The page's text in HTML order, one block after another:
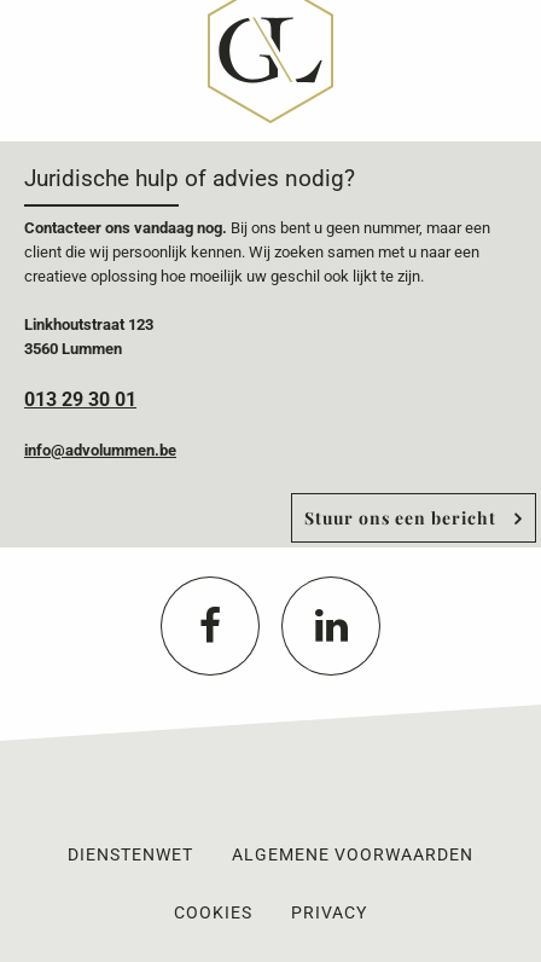
Juridische hulp of advies nodig?
Contacteer ons vandaag nog. Bij ons bent u geen nummer, maar een
client die wij persoonlijk kennen. Wij zoeken samen met u naar een
creatieve oplossing hoe moeilijk uw geschil ook lijkt te zijn.
Linkhoutstraat 123
3560 Lummen
013 29 30 01
info@advolummen.be
Stuur ons een bericht
DIENSTENWET ALGEMENE VOORWAARDEN
COOKIES PRIVACY